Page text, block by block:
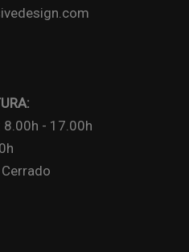
8.00h - 17.00h